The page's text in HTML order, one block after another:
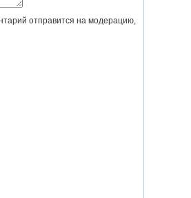
отправится на модерацию,